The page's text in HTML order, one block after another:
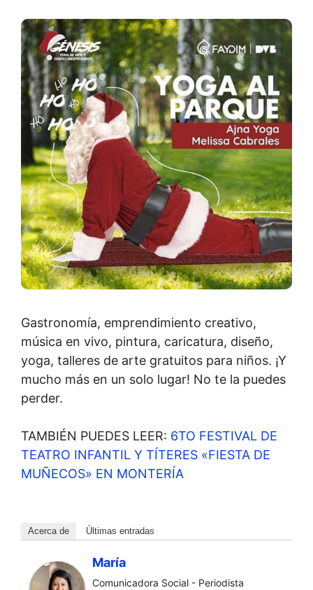
Gastronomía, emprendimiento creativo,
música en vivo, pintura, caricatura, diseño,
yoga, talleres de arte gratuitos para niños. ¡Y
mucho más en un solo lugar! No te la puedes
perder.
TAMBIÉN PUEDES LEER: 6TO FESTIVAL DE
TEATRO INFANTIL Y TÍTERES «FIESTA DE
MUÑECOS» EN MONTERÍA
Acerca de Últimas entradas
María
Comunicadora Social - Periodista